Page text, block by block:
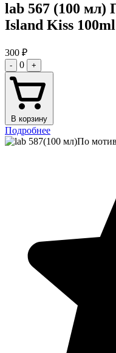
lab 567 (100 мл)
Island Kiss 100ml
300 ₽
- 0 +
В корзину
Подробнее